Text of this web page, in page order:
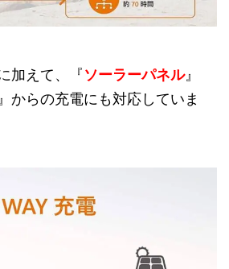
加えて、『ソーラーパネル』
』からの充電にも対応していま